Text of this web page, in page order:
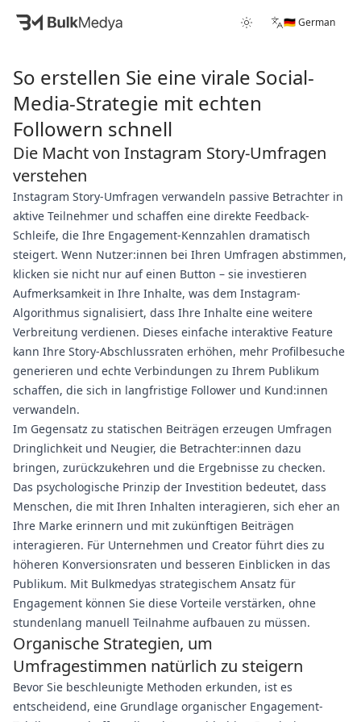
🇩🇪 German
So erstellen Sie eine virale Social-
Media-Strategie mit echten
Followern schnell
Die Macht von Instagram Story-Umfragen
verstehen
Instagram Story-Umfragen verwandeln passive Betrachter in
aktive Teilnehmer und schaffen eine direkte Feedback-
Schleife, die Ihre Engagement-Kennzahlen dramatisch
steigert. Wenn Nutzer:innen bei Ihren Umfragen abstimmen,
klicken sie nicht nur auf einen Button – sie investieren
Aufmerksamkeit in Ihre Inhalte, was dem Instagram-
Algorithmus signalisiert, dass Ihre Inhalte eine weitere
Verbreitung verdienen. Dieses einfache interaktive Feature
kann Ihre Story-Abschlussraten erhöhen, mehr Profilbesuche
generieren und echte Verbindungen zu Ihrem Publikum
schaffen, die sich in langfristige Follower und Kund:innen
verwandeln.
Im Gegensatz zu statischen Beiträgen erzeugen Umfragen
Dringlichkeit und Neugier, die Betrachter:innen dazu
bringen, zurückzukehren und die Ergebnisse zu checken.
Das psychologische Prinzip der Investition bedeutet, dass
Menschen, die mit Ihren Inhalten interagieren, sich eher an
Ihre Marke erinnern und mit zukünftigen Beiträgen
interagieren. Für Unternehmen und Creator führt dies zu
höheren Konversionsraten und besseren Einblicken in das
Publikum. Mit Bulkmedyas strategischem Ansatz für
Engagement können Sie diese Vorteile verstärken, ohne
stundenlang manuell Teilnahme aufbauen zu müssen.
Organische Strategien, um
Umfragestimmen natürlich zu steigern
Bevor Sie beschleunigte Methoden erkunden, ist es
entscheidend, eine Grundlage organischer Engagement-